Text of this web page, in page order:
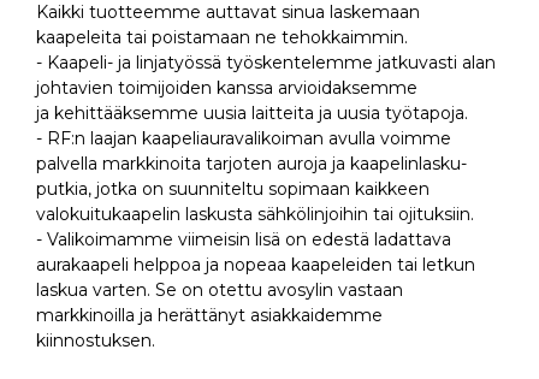
Kaikki tuotteemme auttavat sinua laskemaan
kaapeleita tai poistamaan ne tehokkaimmin.
- Kaapeli- ja linjatyössä työskentelemme jatkuvasti alan
johtavien toimijoiden kanssa arvioidaksemme
ja kehittääksemme uusia laitteita ja uusia työtapoja.
- RF:n laajan kaapeliauravalikoiman avulla voimme
palvella markkinoita tarjoten auroja ja kaapelinlasku-
putkia, jotka on suunniteltu sopimaan kaikkeen
valokuitukaapelin laskusta sähkölinjoihin tai ojituksiin.
- Valikoimamme viimeisin lisä on edestä ladattava
aurakaapeli helppoa ja nopeaa kaapeleiden tai letkun
laskua varten. Se on otettu avosylin vastaan
markkinoilla ja herättänyt asiakkaidemme
kiinnostuksen.